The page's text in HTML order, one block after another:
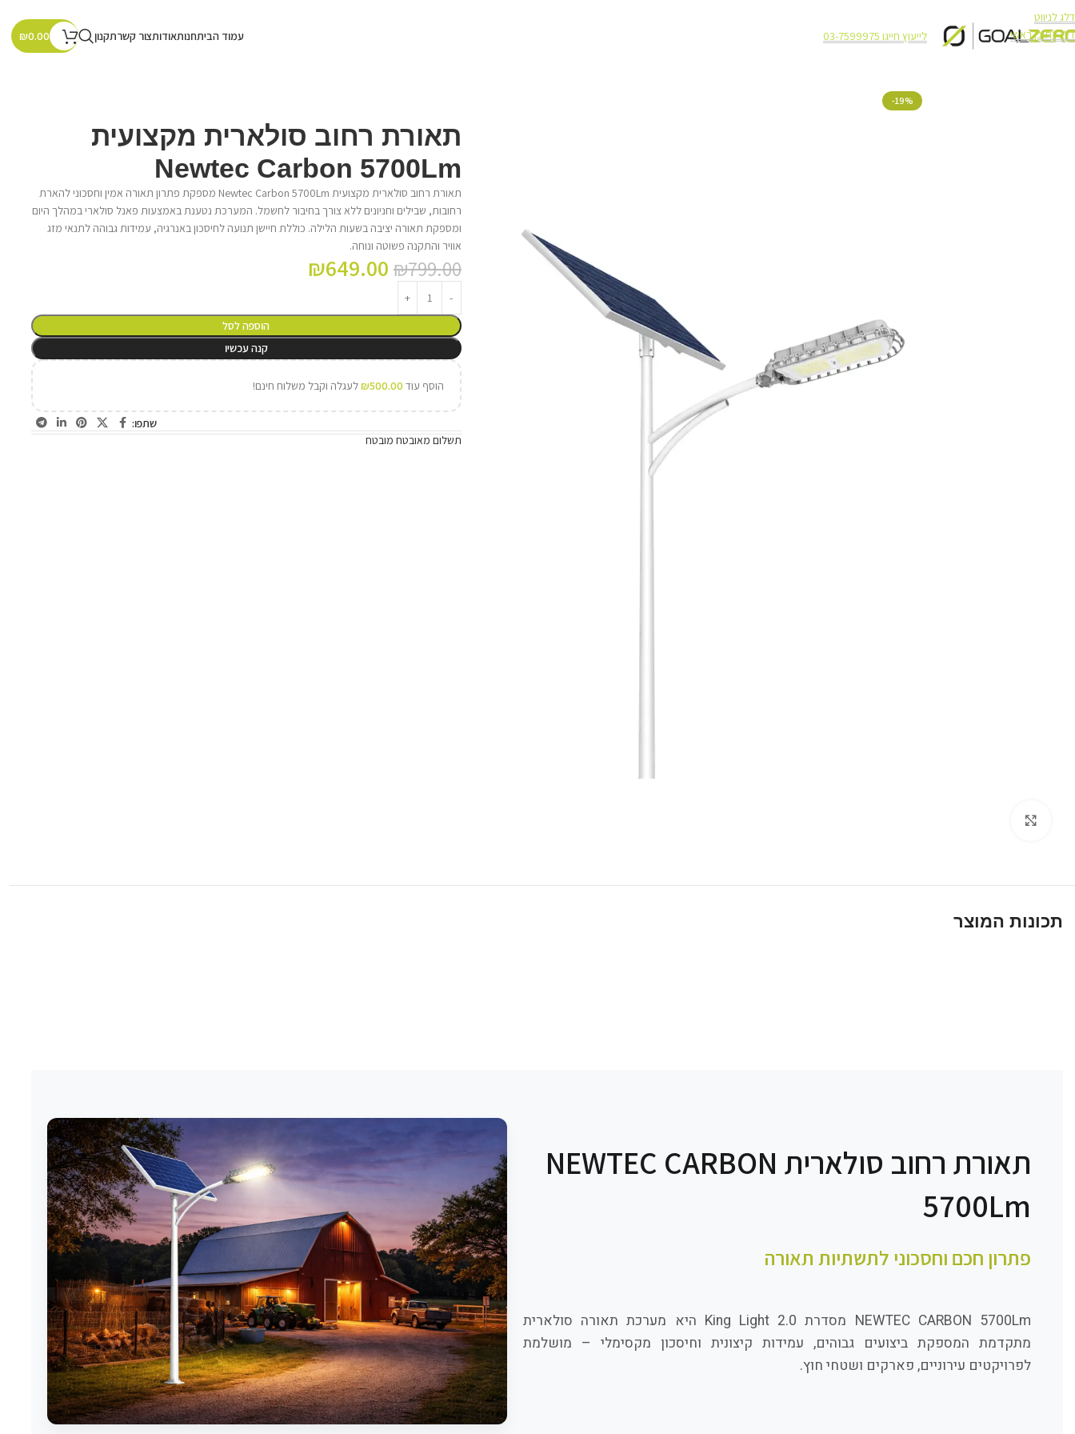
דלג לניווט
דלג לתוכן ראשי
לייעוץ חייגו 03-7599975 עמוד הביתחנותאודותצור קשרתקנון ₪0.00
-19%
תאורת רחוב סולארית מקצועית
Newtec Carbon 5700Lm
תאורת רחוב סולארית מקצועית Newtec Carbon 5700Lm מספקת פתרון תאורה אמין וחסכוני להארת
רחובות, שבילים וחניונים ללא צורך בחיבור לחשמל. המערכת נטענת באמצעות פאנל סולארי במהלך היום
ומספקת תאורה יציבה בשעות הלילה. כוללת חיישן תנועה לחיסכון באנרגיה, עמידות גבוהה לתנאי מזג
אוויר והתקנה פשוטה ונוחה.
₪799.00
₪649.00
הוספה לסל
קנה עכשיו
הוסף עוד ₪500.00 לעגלה וקבל משלוח חינם!
שתפו:
תשלום מאובטח מובטח
תכונות המוצר
תאורת רחוב סולארית NEWTEC CARBON
5700Lm
פתרון חכם וחסכוני לתשתיות תאורה
NEWTEC CARBON 5700Lm מסדרת King Light 2.0 היא מערכת תאורה סולארית
מתקדמת המספקת ביצועים גבוהים, עמידות קיצונית וחיסכון מקסימלי – מושלמת
לפרויקטים עירוניים, פארקים ושטחי חוץ.